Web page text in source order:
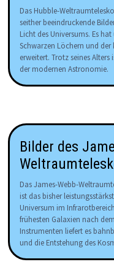
Das Hubble-
seither beeindruckende
Licht des Universums. Es
Schwarzen Löchern und
erweitert. Trotz seines
der modernen Astronomie.
Bilder des
Das James-Webb-
ist das bisher
Universum im
frühesten Galaxien nach
Instrumenten liefert es
und die Entstehung des